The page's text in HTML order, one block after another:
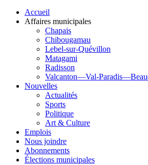
Accueil
Affaires municipales
Chapais
Chibougamau
Lebel-sur-Quévillon
Matagami
Radisson
Valcanton—Val-
Nouvelles
Actualités
Sports
Politique
Art & Culture
Emplois
Nous joindre
Abonnements
Élections municipales